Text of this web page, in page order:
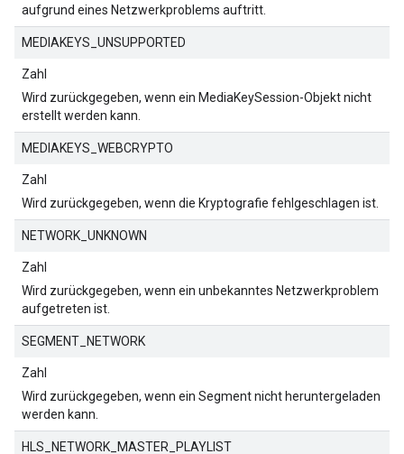
aufgrund eines Netzwerkproblems auftritt.
MEDIAKEYS_UNSUPPORTED
Zahl
Wird zurückgegeben, wenn ein MediaKeySession-Objekt nicht
erstellt werden kann.
MEDIAKEYS_WEBCRYPTO
Zahl
Wird zurückgegeben, wenn die Kryptografie fehlgeschlagen ist.
NETWORK_UNKNOWN
Zahl
Wird zurückgegeben, wenn ein unbekanntes Netzwerkproblem
aufgetreten ist.
SEGMENT_NETWORK
Zahl
Wird zurückgegeben, wenn ein Segment nicht heruntergeladen
werden kann.
HLS_NETWORK_MASTER_PLAYLIST